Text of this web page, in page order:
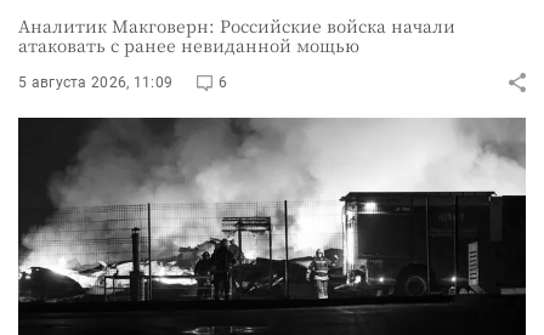
Аналитик Макговерн: Российские войска начали
атаковать с ранее невиданной мощью
5 августа 2026, 11:09 6